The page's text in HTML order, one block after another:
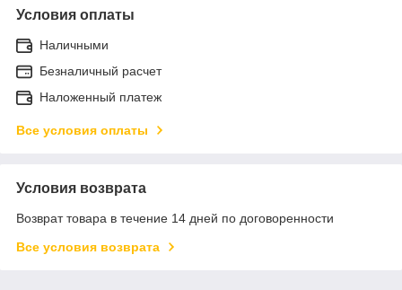
Условия оплаты
Наличными
Безналичный расчет
Наложенный платеж
Все условия оплаты
Условия возврата
Возврат товара в течение 14 дней по договоренности
Все условия возврата